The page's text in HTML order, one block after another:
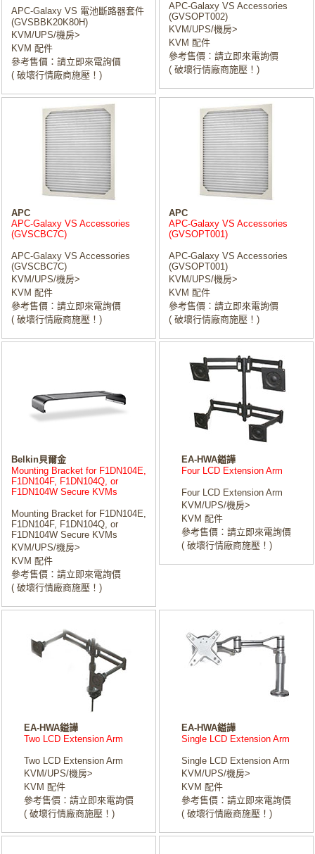
APC-Galaxy VS 電池斷路器套件
(GVSBBK20K80H)
KVM/UPS/機房>
KVM 配件
參考售價：請立即來電詢價
( 破壞行情廠商施壓！)
APC-Galaxy VS Accessories
(GVSOPT002)
KVM/UPS/機房>
KVM 配件
參考售價：請立即來電詢價
( 破壞行情廠商施壓！)
APC
APC-Galaxy VS Accessories
(GVSCBC7C)
APC-Galaxy VS Accessories
(GVSCBC7C)
KVM/UPS/機房>
KVM 配件
參考售價：請立即來電詢價
( 破壞行情廠商施壓！)
APC
APC-Galaxy VS Accessories
(GVSOPT001)
APC-Galaxy VS Accessories
(GVSOPT001)
KVM/UPS/機房>
KVM 配件
參考售價：請立即來電詢價
( 破壞行情廠商施壓！)
Belkin貝爾金
Mounting Bracket for F1DN104E,
F1DN104F, F1DN104Q, or
F1DN104W Secure KVMs
Mounting Bracket for F1DN104E,
F1DN104F, F1DN104Q, or
F1DN104W Secure KVMs
KVM/UPS/機房>
KVM 配件
參考售價：請立即來電詢價
( 破壞行情廠商施壓！)
EA-HWA鎰譁
Four LCD Extension Arm
Four LCD Extension Arm
KVM/UPS/機房>
KVM 配件
參考售價：請立即來電詢價
( 破壞行情廠商施壓！)
EA-HWA鎰譁
Two LCD Extension Arm
Two LCD Extension Arm
KVM/UPS/機房>
KVM 配件
參考售價：請立即來電詢價
( 破壞行情廠商施壓！)
EA-HWA鎰譁
Single LCD Extension Arm
Single LCD Extension Arm
KVM/UPS/機房>
KVM 配件
參考售價：請立即來電詢價
( 破壞行情廠商施壓！)